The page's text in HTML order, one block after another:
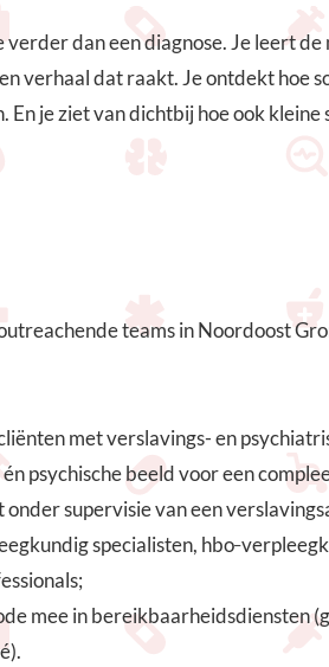
dan een diagnose. Je leert de
verhaal dat raakt. Je ontdekt hoe
En je ziet van dichtbij hoe ook
teams in Noordoost
met verslavings- en
psychische beeld voor een
supervisie van een
specialisten,
mee in bereikbaarheidsdiensten